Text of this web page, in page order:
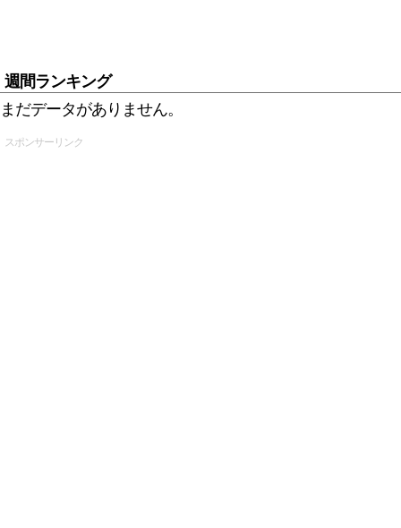
週間ランキング
まだデータがありません。
スポンサーリンク